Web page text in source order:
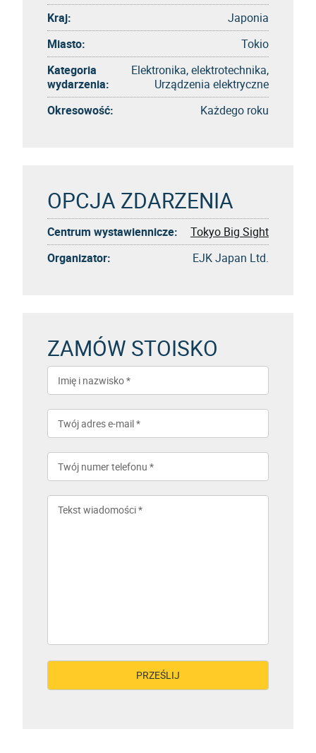
Kraj:
Japonia
Miasto:
Tokio
Kategoria
wydarzenia:
Elektronika, elektrotechnika,
Urządzenia elektryczne
Okresowość:
Każdego roku
OPCJA ZDARZENIA
Centrum wystawiennicze:
Tokyo Big Sight
Organizator:
EJK Japan Ltd.
ZAMÓW STOISKO